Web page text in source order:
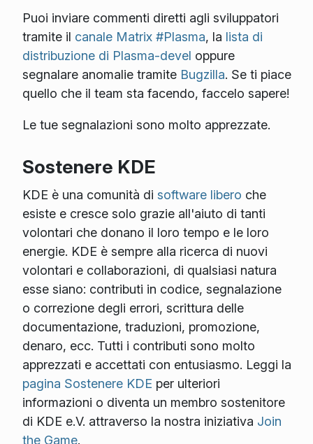
Puoi inviare commenti diretti agli sviluppatori
tramite il canale Matrix #Plasma, la lista di
distribuzione di Plasma-devel oppure
segnalare anomalie tramite Bugzilla. Se ti piace
quello che il team sta facendo, faccelo sapere!
Le tue segnalazioni sono molto apprezzate.
Sostenere KDE
KDE è una comunità di software libero che
esiste e cresce solo grazie all'aiuto di tanti
volontari che donano il loro tempo e le loro
energie. KDE è sempre alla ricerca di nuovi
volontari e collaborazioni, di qualsiasi natura
esse siano: contributi in codice, segnalazione
o correzione degli errori, scrittura delle
documentazione, traduzioni, promozione,
denaro, ecc. Tutti i contributi sono molto
apprezzati e accettati con entusiasmo. Leggi la
pagina Sostenere KDE per ulteriori
informazioni o diventa un membro sostenitore
di KDE e.V. attraverso la nostra iniziativa Join
the Game.